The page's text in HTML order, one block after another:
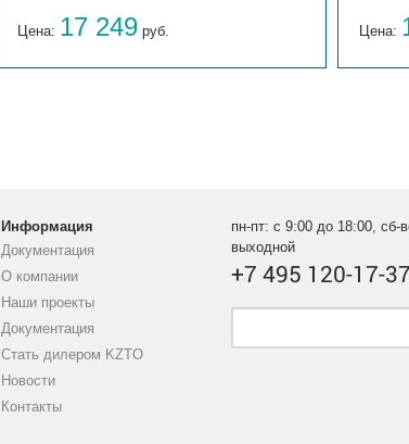
Цена: 17 249 руб. Цена:
Информация
Документация
О компании
Наши проекты
Документация
Стать дилером KZTO
Новости
Контакты
пн-пт: с 9:00 до 18:00, сб-
выходной
+7 495 120-17-37